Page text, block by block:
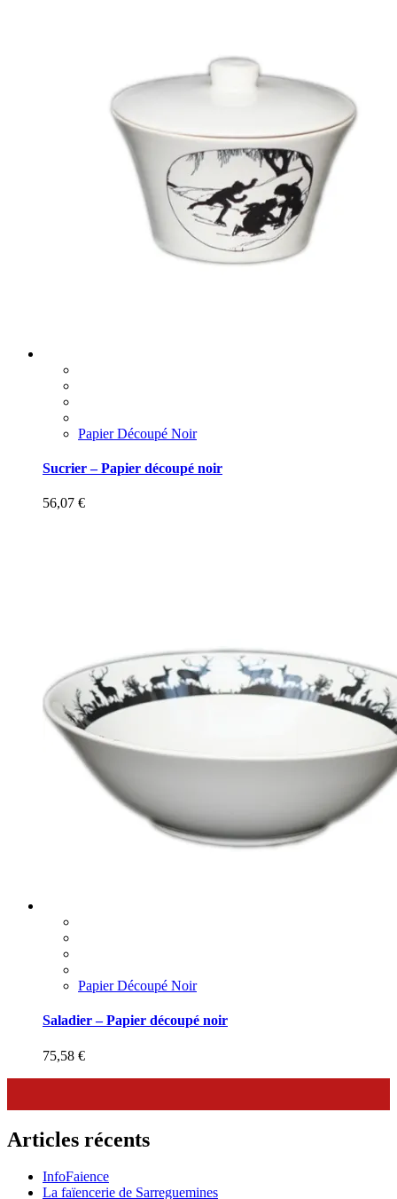
Papier Découpé Noir
Sucrier – Papier découpé noir
56,07 €
Papier Découpé Noir
Saladier – Papier découpé noir
75,58 €
Articles récents
InfoFaience
La faïencerie de Sarreguemines